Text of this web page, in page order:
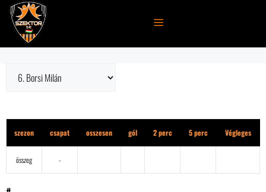
Kilépés
tartalomba
MENÜ
szezon csapat osszesen gól 2 perc 5 perc Végleges
összeg -